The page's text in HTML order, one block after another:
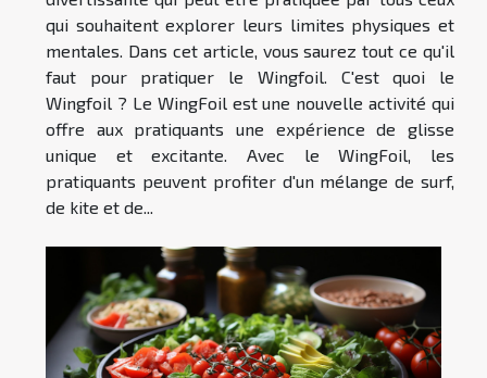
qui souhaitent explorer leurs limites physiques et
mentales. Dans cet article, vous saurez tout ce qu'il
faut pour pratiquer le Wingfoil. C'est quoi le
Wingfoil ? Le WingFoil est une nouvelle activité qui
offre aux pratiquants une expérience de glisse
unique et excitante. Avec le WingFoil, les
pratiquants peuvent profiter d'un mélange de surf,
de kite et de...